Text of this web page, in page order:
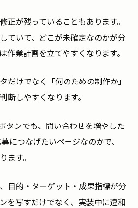
正が残っていることもあります。
ていて、どこが未確定なのかが分
作業計画を立てやすくなります。
だけでなく「何のための制作か」
断しやすくなります。
タンでも、問い合わせを増やした
につなげたいページなのかで、
ます。
目的・ターゲット・成果指標が分
を写すだけでなく、実装中に違和